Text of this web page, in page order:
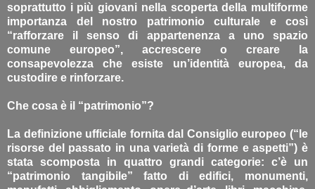
soprattutto i più giovani nella scoperta della multiforme
importanza del nostro patrimonio culturale e così
“rafforzare il senso di appartenenza a uno spazio
comune europeo”, accrescere o creare la
consapevolezza che esiste un’identità europea, da
custodire e rinforzare.
Che cosa è il “patrimonio”?
La definizione ufficiale fornita dal Consiglio europeo (“le
risorse del passato in una varietà di forme e aspetti”) è
stata scomposta in quattro grandi categorie: c’è un
“patrimonio tangibile” fatto di edifici, monumenti,